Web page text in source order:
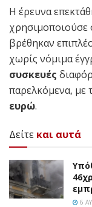
Η έρευνα
χρησιμοποιούσε
βρέθηκαν
χωρίς νόμιμα
συσκευές
παρελκόμενα, με
ευρώ.
Δείτε και αυτά
6